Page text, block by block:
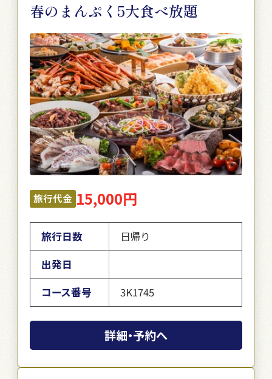
春のまんぷく5大食べ放題
旅行代金 15,000円
旅行日数
日帰り
出発日
コース番号
3K1745
詳細・予約へ